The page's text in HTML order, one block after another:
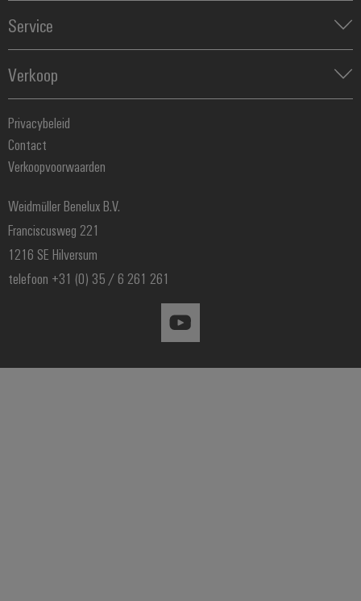
Industrial Ethernet
Printer
Automatisering
Werkplekoplossingen
Industriële IoT
Industrial Analytics
PV oplossingen
Service
Assembled terminal rails
Fast Delivery Service
Weidmueller configurator
Technische ondersteuning
Verkoop
Team
Webshop
Prijslijst
Distributie
Privacybeleid
Contact
Verkoopvoorwaarden
Weidmüller Benelux B.V.
Franciscusweg 221
1216 SE Hilversum
telefoon +31 (0) 35 / 6 261 261